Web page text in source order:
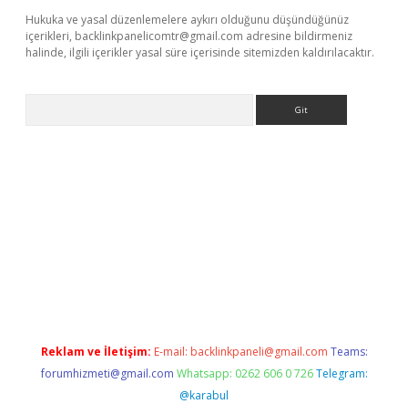
Hukuka ve yasal düzenlemelere aykırı olduğunu düşündüğünüz
içerikleri, backlinkpanelicomtr@gmail.com adresine bildirmeniz
halinde, ilgili içerikler yasal süre içerisinde sitemizden kaldırılacaktır.
Reklam ve İletişim: E-mail: backlinkpaneli@gmail.com Teams:
forumhizmeti@gmail.com Whatsapp: 0262 606 0 726 Telegram:
@karabul